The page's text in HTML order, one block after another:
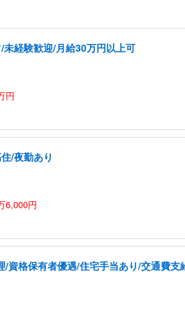
経験歓迎/月給30万円以上可
円
/夜勤あり
6,000円
/資格保有者優遇/住宅手当あり/交通費支